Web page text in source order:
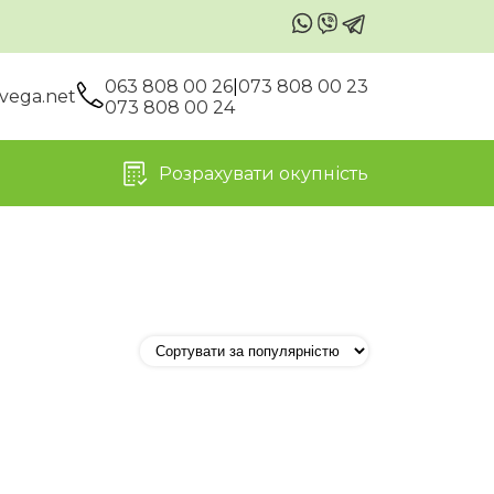
063 808 00 26 073 808 00 23
073 808 00 24
Розрахувати окупність